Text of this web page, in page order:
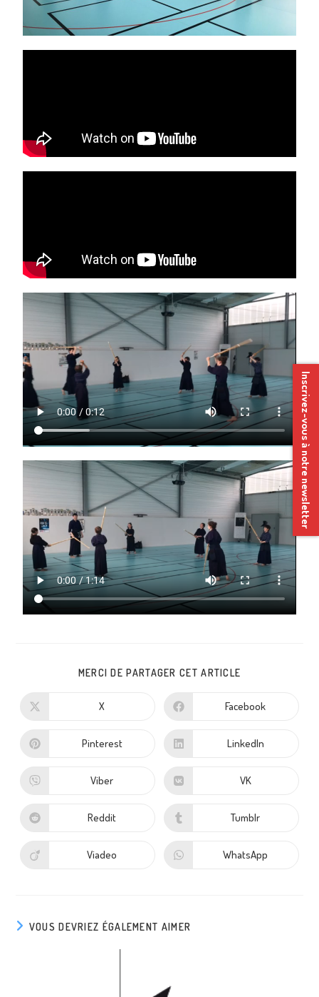
MERCI DE PARTAGER CET ARTICLE
X Facebook
Pinterest LinkedIn
Viber VK
Reddit Tumblr
Viadeo WhatsApp
VOUS DEVRIEZ ÉGALEMENT AIMER
Inscrivez-vous à notre newsletter